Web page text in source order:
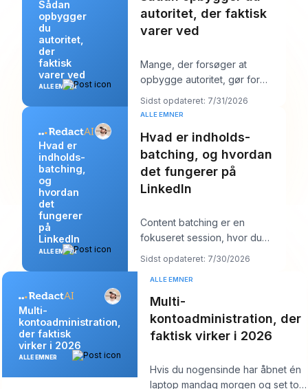
Sådan
opbygger
du
autoritet,
der
faktisk
varer ved
ALLE EMNER
autoritet, der faktisk
varer ved
Mange, der forsøger at
opbygge autoritet, gør for
meget af det forkerte. De
poster mere, jagter stør
Sidst opdateret: 7/31/2026
Hvad er
indholds-
batching,
og
hvordan
det
fungerer
på
LinkedIn
ALLE EMNER
ALLE EMNER
Hvad er indholds-
batching, og hvordan
det fungerer på
LinkedIn
Content batching er en
fokuseret session, hvor du
laver flere LinkedIn-opslag på
én gang og derefter
Sidst opdateret: 7/30/2026
Multi-
kontoadministration,
der faktisk
virker i 2026
ALLE EMNER
ALLE EMNER
Multi-
kontoadministration, der
faktisk virker i 2026
Hvis du nogensinde har åbnet én
laptop mandag morgen og set tolv